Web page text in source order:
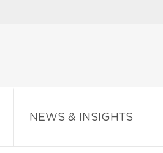
NEWS & INSIGHTS